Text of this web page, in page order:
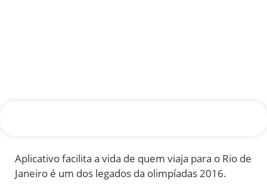
Aplicativo facilita a vida de quem viaja para o Rio de
Janeiro é um dos legados da olimpíadas 2016.